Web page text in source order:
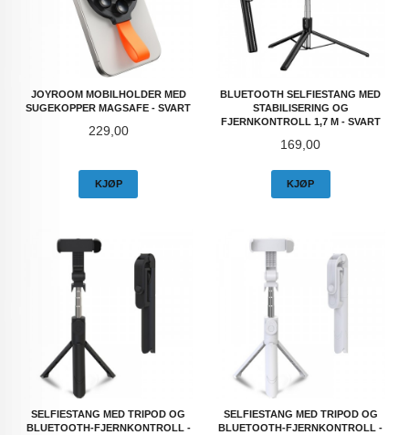
JOYROOM MOBILHOLDER MED
SUGEKOPPER MAGSAFE - SVART
Pris
229,00
KJØP
BLUETOOTH SELFIESTANG MED
STABILISERING OG
FJERNKONTROLL 1,7 M - SVART
Pris
169,00
KJØP
SELFIESTANG MED TRIPOD OG
BLUETOOTH-FJERNKONTROLL -
SELFIESTANG MED TRIPOD OG
BLUETOOTH-FJERNKONTROLL -